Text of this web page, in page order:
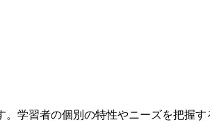
学習者の個別の特性やニーズを把握す